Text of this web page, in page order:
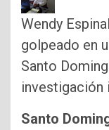
Wendy
golpeado en
Santo
investigación
Santo